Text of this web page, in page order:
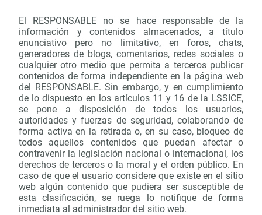
El RESPONSABLE no se hace responsable de la
información y contenidos almacenados, a título
enunciativo pero no limitativo, en foros, chats,
generadores de blogs, comentarios, redes sociales o
cualquier otro medio que permita a terceros publicar
contenidos de forma independiente en la página web
del RESPONSABLE. Sin embargo, y en cumplimiento
de lo dispuesto en los artículos 11 y 16 de la LSSICE,
se pone a disposición de todos los usuarios,
autoridades y fuerzas de seguridad, colaborando de
forma activa en la retirada o, en su caso, bloqueo de
todos aquellos contenidos que puedan afectar o
contravenir la legislación nacional o internacional, los
derechos de terceros o la moral y el orden público. En
caso de que el usuario considere que existe en el sitio
web algún contenido que pudiera ser susceptible de
esta clasificación, se ruega lo notifique de forma
inmediata al administrador del sitio web.